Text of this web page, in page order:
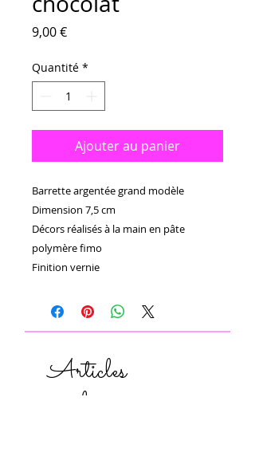
9,00 €Prix
Quantité *
Ajouter au panier
Barrette argentée grand modèle
Dimension 7,5 cm
Décors réalisés à la main en pâte
polymère fimo
Finition vernie
Articles
similaires